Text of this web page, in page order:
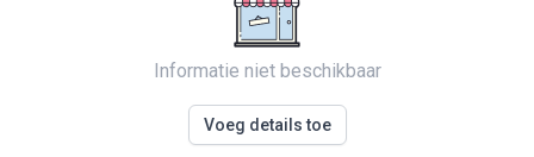
Informatie niet beschikbaar
Voeg details toe